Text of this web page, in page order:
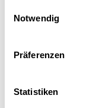
Notwendig
Präferenzen
Statistiken